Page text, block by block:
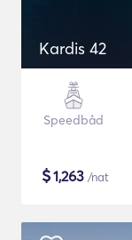
Kardis 42
Speedbåd
$1,263 /nat